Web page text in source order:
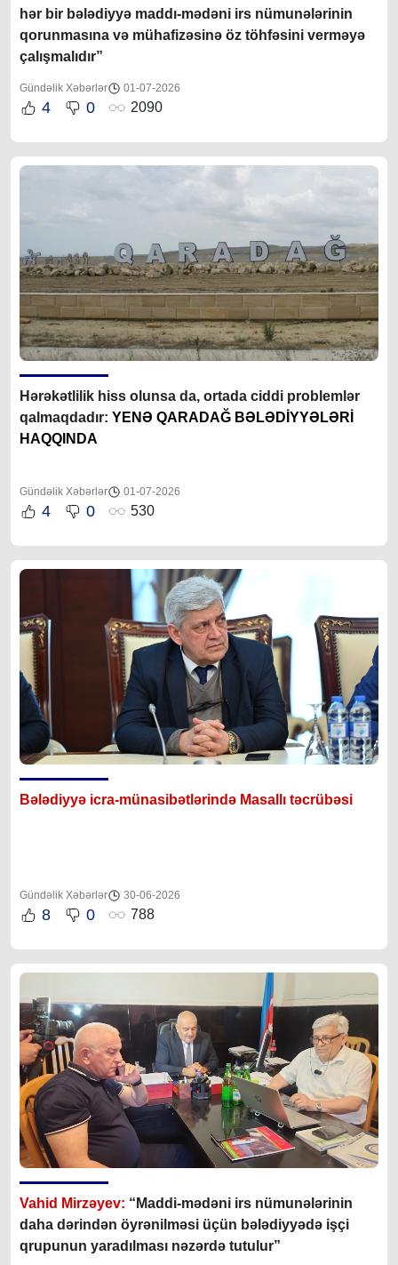
hər bir bələdiyyə maddı-mədəni irs nümunələrinin
qorunmasına və mühafizəsinə öz töhfəsini verməyə
çalışmalıdır”
Gündəlik Xəbərlər 01-07-2026
4 0 2090
Hərəkətlilik hiss olunsa da, ortada ciddi problemlər
qalmaqdadır: YENƏ QARADAĞ BƏLƏDİYYƏLƏRİ
HAQQINDA
Gündəlik Xəbərlər 01-07-2026
4 0 530
Bələdiyyə icra-münasibətlərində Masallı təcrübəsi
Gündəlik Xəbərlər 30-06-2026
8 0 788
Vahid Mirzəyev: “Maddi-mədəni irs nümunələrinin
daha dərindən öyrənilməsi üçün bələdiyyədə işçi
qrupunun yaradılması nəzərdə tutulur”